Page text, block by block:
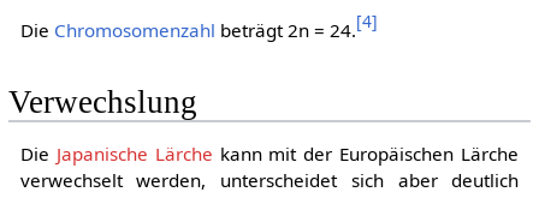
Die Chromosomenzahl beträgt 2n = 24.[4]
Verwechslung
Die Japanische Lärche kann mit der Europäischen Lärche
verwechselt werden, unterscheidet sich aber deutlich